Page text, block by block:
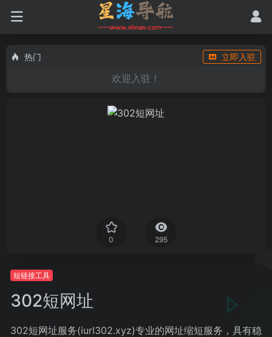
热门 立即入驻
欢迎入驻！
0 295
短链接工具
302短网址
302短网址服务(iurl302.xyz)专业的网址缩短服务，具有稳